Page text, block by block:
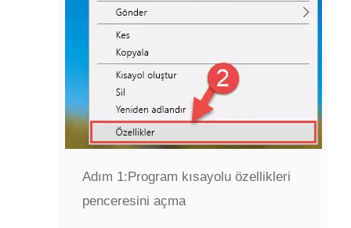
Adım 1: Program kısayolu özellikleri
penceresini açma